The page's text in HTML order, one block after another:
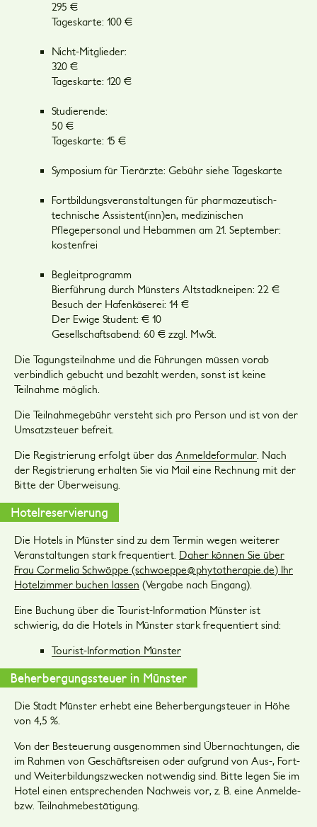
295 €
Tageskarte: 100 €
Nicht-Mitglieder:
320 €
Tageskarte: 120 €
Studierende:
50 €
Tageskarte: 15 €
Symposium für Tierärzte: Gebühr siehe Tageskarte
Fortbildungsveranstaltungen für pharmazeutisch-
technische Assistent(inn)en, medizinischen
Pflegepersonal und Hebammen am 21. September:
kostenfrei
Begleitprogramm
Bierführung durch Münsters Altstadkneipen: 22 €
Besuch der Hafenkäserei: 14 €
Der Ewige Student: € 10
Gesellschaftsabend: 60 € zzgl. MwSt.
Die Tagungsteilnahme und die Führungen müssen vorab
verbindlich gebucht und bezahlt werden, sonst ist keine
Teilnahme möglich.
Die Teilnahmegebühr versteht sich pro Person und ist von der
Umsatzsteuer befreit.
Die Registrierung erfolgt über das Anmeldeformular . Nach
der Registrierung erhalten Sie via Mail eine Rechnung mit der
Bitte der Überweisung.
Hotelreservierung
Die Hotels in Münster sind zu dem Termin wegen weiterer
Veranstaltungen stark frequentiert. Daher können Sie über
Frau Cormelia Schwöppe (schwoeppe@phytotherapie.de) Ihr
Hotelzimmer buchen lassen (Vergabe nach Eingang).
Eine Buchung über die Tourist-Information Münster ist
schwierig, da die Hotels in Münster stark frequentiert sind:
Tourist-Information Münster
Beherbergungssteuer in Münster
Die Stadt Münster erhebt eine Beherbergungsteuer in Höhe
von 4,5 %.
Von der Besteuerung ausgenommen sind Übernachtungen, die
im Rahmen von Geschäftsreisen oder aufgrund von Aus-, Fort-
und Weiterbildungszwecken notwendig sind. Bitte legen Sie im
Hotel einen entsprechenden Nachweis vor, z. B. eine Anmelde-
bzw. Teilnahmebestätigung.